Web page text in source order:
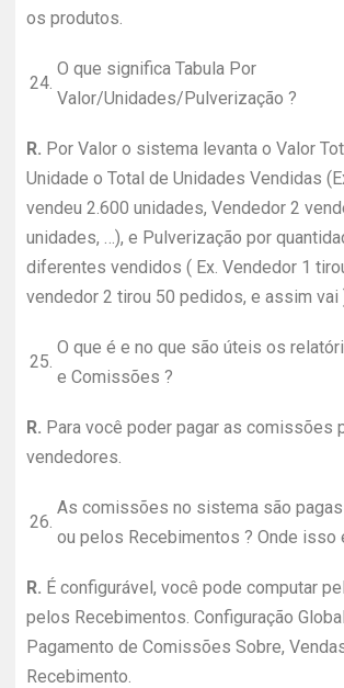
os produtos.
24.
O que significa Tabula Por
Valor/Unidades/Pulverização ?
R. Por Valor o sistema levanta o Valor
Unidade o Total de Unidades Vendidas
vendeu 2.600 unidades, Vendedor 2
unidades, …), e Pulverização por
diferentes vendidos ( Ex. Vendedor 1
vendedor 2 tirou 50 pedidos, e assim vai
25.
O que é e no que são úteis os
e Comissões ?
R. Para você poder pagar as comissões
vendedores.
26.
As comissões no sistema são
ou pelos Recebimentos ? Onde isso
R. É configurável, você pode computar
pelos Recebimentos. Configuração
Pagamento de Comissões Sobre,
Recebimento.